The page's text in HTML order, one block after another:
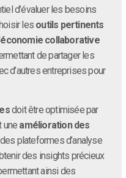
d’évaluer les besoins
les outils pertinents
économie collaborative
de partager les
d’autres entreprises pour
doit être optimisée par
une amélioration des
plateformes d’analyse
des insights précieux
ainsi des